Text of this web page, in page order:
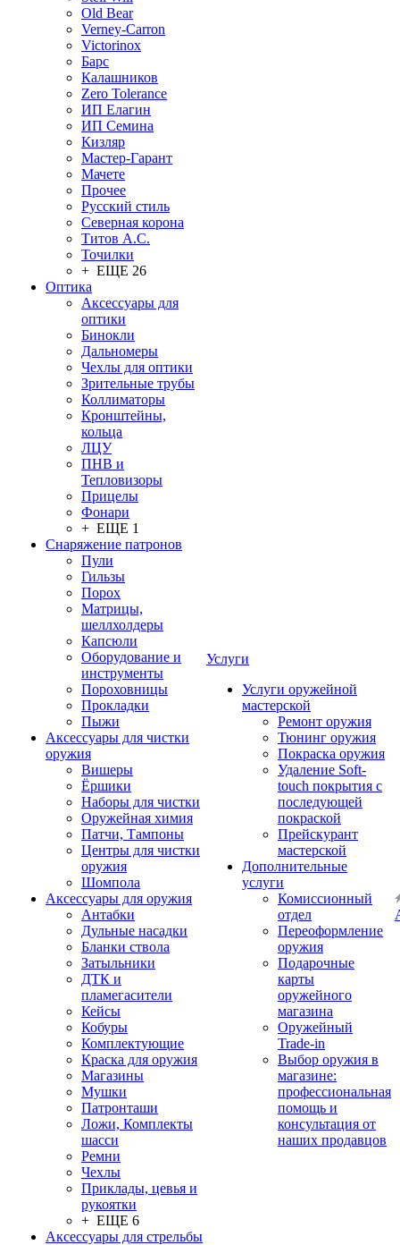
Old Bear
Verney-Carron
Victorinox
Барс
Калашников
Zero Tolerance
ИП Елагин
ИП Семина
Кизляр
Мастер-Гарант
Мачете
Прочее
Русский стиль
Северная корона
Титов А.С.
Точилки
+ ЕЩЕ 26
Оптика
Аксессуары для
оптики
Бинокли
Дальномеры
Чехлы для оптики
Зрительные трубы
Коллиматоры
Кронштейны,
кольца
ЛЦУ
ПНВ и
Тепловизоры
Прицелы
Фонари
+ ЕЩЕ 1
Снаряжение патронов
Пули
Гильзы
Порох
Матрицы,
шеллхолдеры
Капсюли
Оборудование и
инструменты
Пороховницы
Прокладки
Пыжи
Аксессуары для чистки
оружия
Вишеры
Ёршики
Наборы для чистки
Оружейная химия
Патчи, Тампоны
Центры для чистки
оружия
Шомпола
Аксессуары для оружия
Антабки
Дульные насадки
Бланки ствола
Затыльники
ДТК и
пламегасители
Кейсы
Кобуры
Комплектующие
Краска для оружия
Магазины
Мушки
Патронташи
Ложи, Комплекты
шасси
Ремни
Чехлы
Приклады, цевья и
рукоятки
+ ЕЩЕ 6
Аксессуары для стрельбы
Услуги
Услуги оружейной
мастерской
Ремонт оружия
Тюнинг оружия
Покраска оружия
Удаление Soft-
touch покрытия с
последующей
покраской
Прейскурант
мастерской
Дополнительные
услуги
Комиссионный
отдел
Переоформление
оружия
Подарочные
карты
оружейного
магазина
Оружейный
Trade-in
Выбор оружия в
магазине:
профессиональная
помощь и
консультация от
наших продавцов